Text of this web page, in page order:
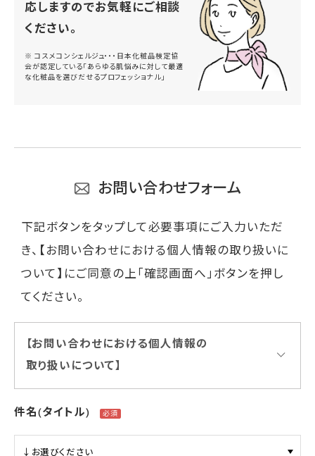
応しますのでお気軽にご相談
ください。
※ コスメコンシェルジュ・・・日本化粧品検定協
会が認定している「あらゆる肌悩みに対して最適
な化粧品を選びだせるプロフェッショナル」
お問い合わせフォーム
下記ボタンをタップして必要事項にご入力いただ
き、【お問い合わせにおける個人情報の取り扱いに
ついて】にご同意の上「確認画面へ」ボタンを押し
てください。
【お問い合わせにおける個人情報の
取り扱いについて】
件名(タイトル)